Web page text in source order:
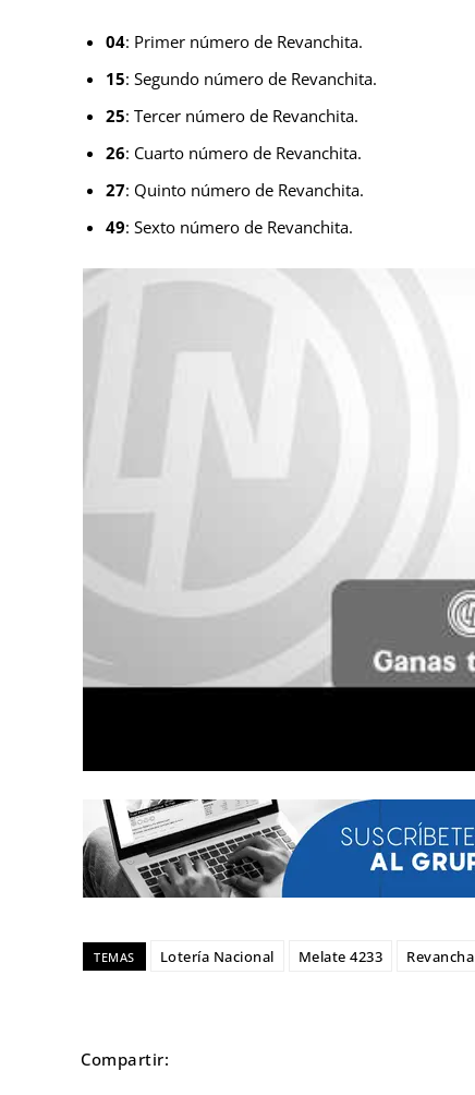
04: Primer número de Revanchita.
15: Segundo número de Revanchita.
25: Tercer número de Revanchita.
26: Cuarto número de Revanchita.
27: Quinto número de Revanchita.
49: Sexto número de Revanchita.
TEMAS Lotería Nacional Melate 4233 Revancha
Compartir: